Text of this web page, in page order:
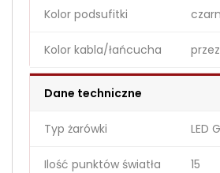
Kolor podsufitki
Kolor kabla/łańcucha
Dane techniczne
Typ żarówki LED
Ilość punktów światła 15